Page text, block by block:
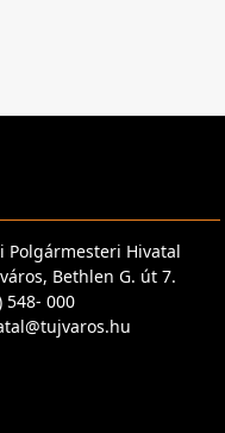
Polgármesteri Hivatal
Bethlen G. út 7.
548- 000